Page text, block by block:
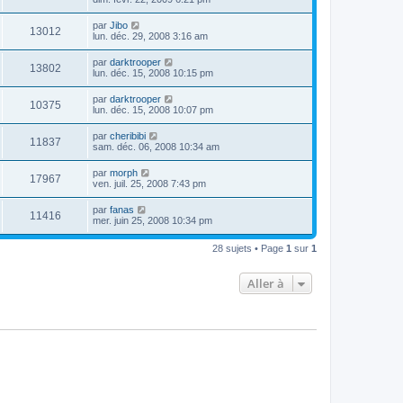
13012 par Jibo
lun. déc. 29, 2008 3:16 am
13802 par darktrooper
lun. déc. 15, 2008 10:15 pm
10375 par darktrooper
lun. déc. 15, 2008 10:07 pm
11837 par cheribibi
sam. déc. 06, 2008 10:34 am
17967 par morph
ven. juil. 25, 2008 7:43 pm
11416 par fanas
mer. juin 25, 2008 10:34 pm
28 sujets • Page 1 sur 1
Aller à